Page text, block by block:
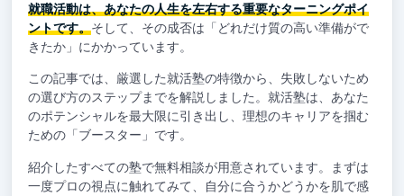
就職活動は、あなたの人生を左右する重要なターニングポイ
ントです。そして、その成否は「どれだけ質の高い準備がで
きたか」にかかっています。
この記事では、厳選した就活塾の特徴から、失敗しないため
の選び方のステップまでを解説しました。就活塾は、あなた
のポテンシャルを最大限に引き出し、理想のキャリアを掴む
ための「ブースター」です。
紹介したすべての塾で無料相談が用意されています。まずは
一度プロの視点に触れてみて、自分に合うかどうかを肌で感